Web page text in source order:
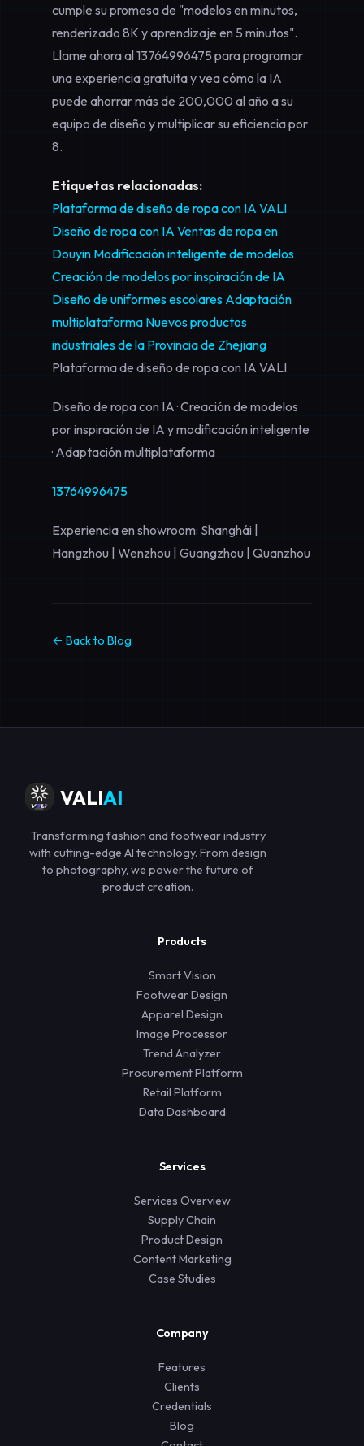
cumple su promesa de "modelos en minutos,
renderizado 8K y aprendizaje en 5 minutos".
Llame ahora al13764996475 para programar
una experiencia gratuita y vea cómo la IA
puede ahorrar más de 200,000 al año a su
equipo de diseño y multiplicar su eficiencia por
8.
Etiquetas relacionadas:
Plataforma de diseño de ropa con IA VALI
Diseño de ropa con IA Ventas de ropa en
Douyin Modificación inteligente de modelos
Creación de modelos por inspiración de IA
Diseño de uniformes escolares Adaptación
multiplataforma Nuevos productos
industriales de la Provincia de Zhejiang
Plataforma de diseño de ropa con IA VALI
Diseño de ropa con IA · Creación de modelos
por inspiración de IA y modificación inteligente
· Adaptación multiplataforma
13764996475
Experiencia en showroom: Shanghái |
Hangzhou | Wenzhou | Guangzhou | Quanzhou
← Back to Blog
VALIAI
Transforming fashion and footwear industry
with cutting-edge AI technology. From design
to photography, we power the future of
product creation.
Products
Smart Vision
Footwear Design
Apparel Design
Image Processor
Trend Analyzer
Procurement Platform
Retail Platform
Data Dashboard
Services
Services Overview
Supply Chain
Product Design
Content Marketing
Case Studies
Company
Features
Clients
Credentials
Blog